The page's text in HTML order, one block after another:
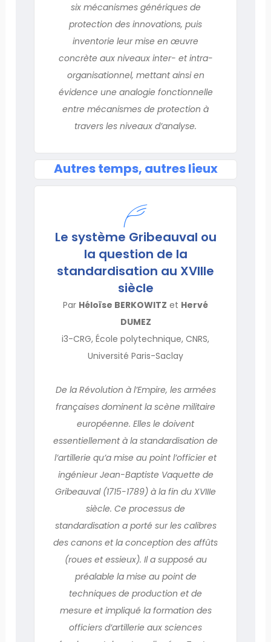
six mécanismes génériques de
protection des innovations, puis
inventorie leur mise en œuvre
concrète aux niveaux inter- et intra-
organisationnel, mettant ainsi en
évidence une analogie fonctionnelle
entre mécanismes de protection à
travers les niveaux d’analyse.
Autres temps, autres lieux
Le système Gribeauval ou
la question de la
standardisation au XVIIIe
siècle
Par Héloïse BERKOWITZ et Hervé
DUMEZ
i3-CRG, École polytechnique, CNRS,
Université Paris-Saclay
De la Révolution à l’Empire, les armées
françaises dominent la scène militaire
européenne. Elles le doivent
essentiellement à la standardisation de
l’artillerie qu’a mise au point l’officier et
ingénieur Jean-Baptiste Vaquette de
Gribeauval (1715-1789) à la fin du XVIIIe
siècle. Ce processus de
standardisation a porté sur les calibres
des canons et la conception des affûts
(roues et essieux). Il a supposé au
préalable la mise au point de
techniques de production et de
mesure et impliqué la formation des
officiers d’artillerie aux sciences